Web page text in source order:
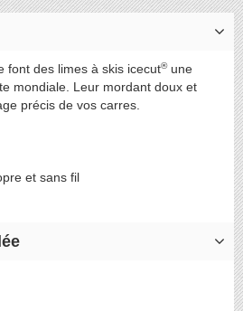
font des limes à skis icecut®une
mondiale. Leur mordant doux et
précis de vos carres.
et sans fil